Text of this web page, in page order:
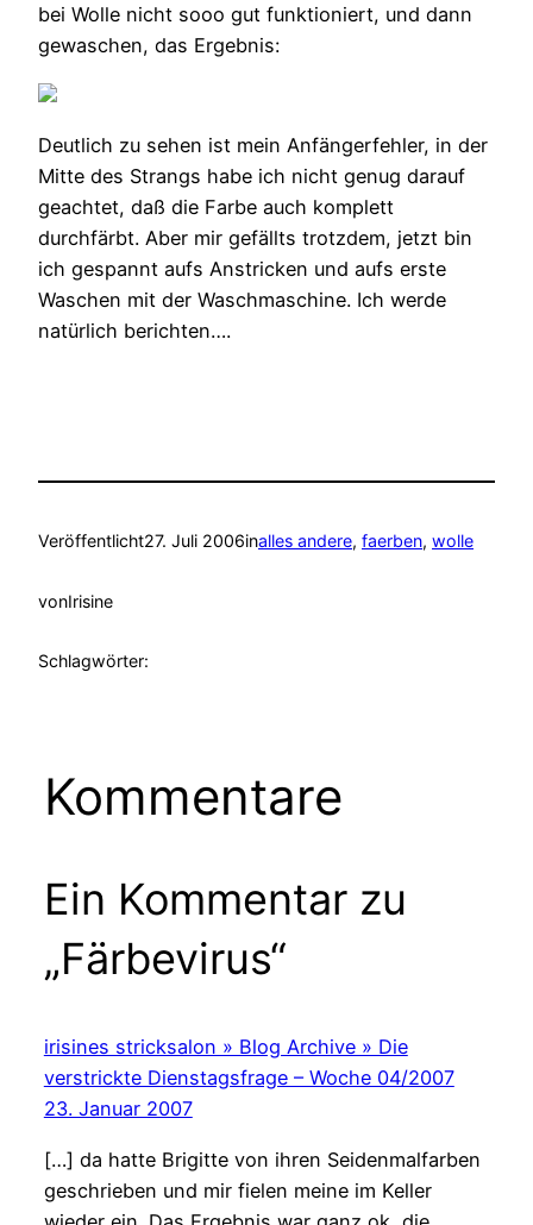
bei Wolle nicht sooo gut funktioniert, und dann
gewaschen, das Ergebnis:
Deutlich zu sehen ist mein Anfängerfehler, in der
Mitte des Strangs habe ich nicht genug darauf
geachtet, daß die Farbe auch komplett
durchfärbt. Aber mir gefällts trotzdem, jetzt bin
ich gespannt aufs Anstricken und aufs erste
Waschen mit der Waschmaschine. Ich werde
natürlich berichten….
Veröffentlicht27. Juli 2006inalles andere, faerben, wolle
vonIrisine
Schlagwörter:
Kommentare
Ein Kommentar zu
„Färbevirus“
irisines stricksalon » Blog Archive » Die
verstrickte Dienstagsfrage – Woche 04/2007
23. Januar 2007
[…] da hatte Brigitte von ihren Seidenmalfarben
geschrieben und mir fielen meine im Keller